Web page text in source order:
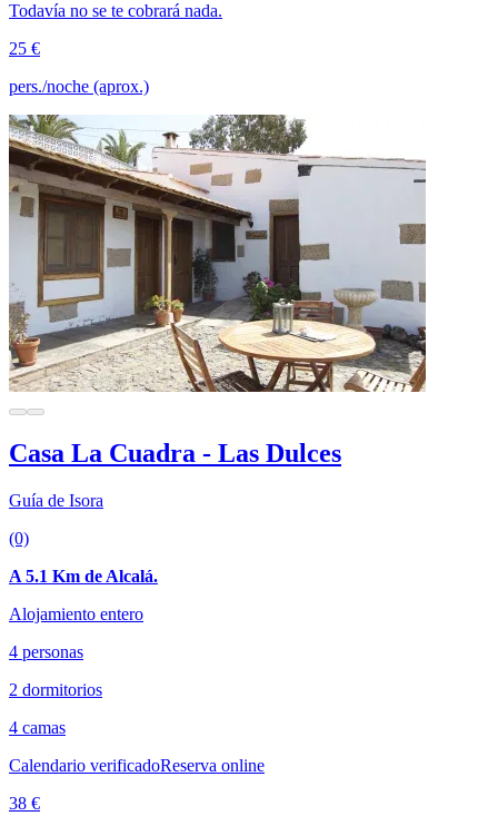
Todavía no se te cobrará nada.
25 €
pers./noche (aprox.)
Casa La Cuadra - Las Dulces
Guía de Isora
(0)
A 5.1 Km de Alcalá.
Alojamiento entero
4 personas
2 dormitorios
4 camas
Calendario verificadoReserva online
38 €